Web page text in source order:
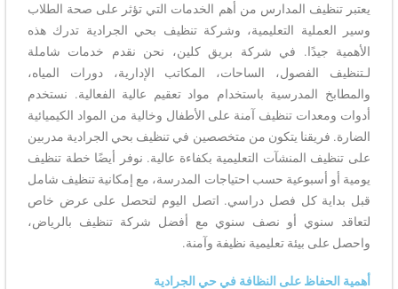
يعتبر تنظيف المدارس من أهم الخدمات التي تؤثر على صحة الطلاب
وسير العملية التعليمية، وشركة تنظيف بحي الجرادية تدرك هذه
الأهمية جيدًا. في شركة بريق كلين، نحن نقدم خدمات شاملة
لـتنظيف الفصول، الساحات، المكاتب الإدارية، دورات المياه،
والمطابخ المدرسية باستخدام مواد تعقيم عالية الفعالية. نستخدم
أدوات ومعدات تنظيف آمنة على الأطفال وخالية من المواد الكيميائية
الضارة. فريقنا يتكون من متخصصين في تنظيف بحي الجرادية مدربين
على تنظيف المنشآت التعليمية بكفاءة عالية. نوفر أيضًا خطة تنظيف
يومية أو أسبوعية حسب احتياجات المدرسة، مع إمكانية تنظيف شامل
قبل بداية كل فصل دراسي. اتصل اليوم لتحصل على عرض خاص
لتعاقد سنوي أو نصف سنوي مع أفضل شركة تنظيف بالرياض،
واحصل على بيئة تعليمية نظيفة وآمنة.
أهمية الحفاظ على النظافة في حي الجرادية